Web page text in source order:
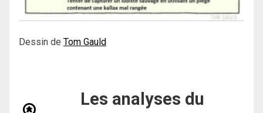
Dessin de Tom Gauld
Les analyses du